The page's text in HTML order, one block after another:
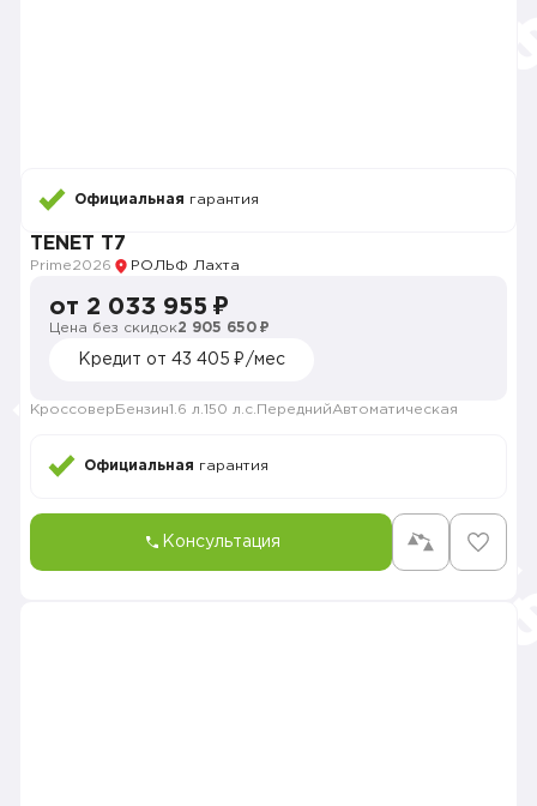
Официальная гарантия
TENET T7
Prime2026 РОЛЬФ Лахта
от 2 033 955 ₽
Цена без скидок2 905 650 ₽
Кредит от 43 405 ₽/мес
Кроссовер Бензин1.6 л. 150 л.с. ПереднийАвтоматическая
Официальная гарантия
Консультация